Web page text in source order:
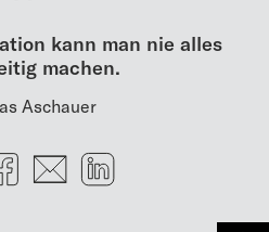
kann man nie alles
machen.
Aschauer
Facebook
E-mail